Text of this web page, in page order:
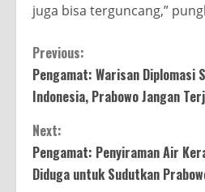
juga bisa terguncang,”
Continue
Reading
Previous:
Pengamat: Warisan Diplomasi
Indonesia, Prabowo Jangan
Next:
Pengamat: Penyiraman Air
Diduga untuk Sudutkan